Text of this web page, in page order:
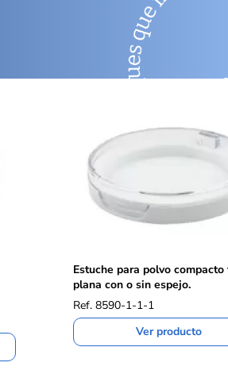
Estuche para polvo compacto
plana con o sin espejo.
Ref. 8590-1-1-1
Ver producto